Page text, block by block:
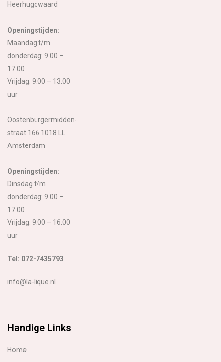
Heerhugowaard
Openingstijden:
Maandag t/m
donderdag: 9.00 –
17.00
Vrijdag: 9.00 – 13.00
uur
Oostenburgermidden-
straat 166 1018 LL
Amsterdam
Openingstijden:
Dinsdag t/m
donderdag: 9.00 –
17.00
Vrijdag: 9.00 – 16.00
uur
Tel: 072-7435793
info@la-lique.nl
Handige Links
Home